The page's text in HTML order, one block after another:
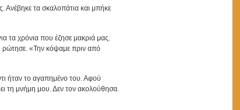
Ανέβηκε τα σκαλοπάτια και μπήκε
τα χρόνια που έζησε μακριά μας.
ρώτησε. «Την κόψαμε πριν από
ήταν το αγαπημένο του. Αφού
τη μνήμη μου. Δεν τον ακολούθησα.